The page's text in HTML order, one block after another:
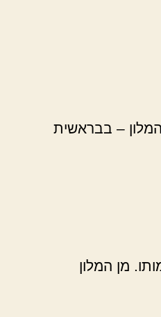
– בבראשית
כמותו. מן המלון